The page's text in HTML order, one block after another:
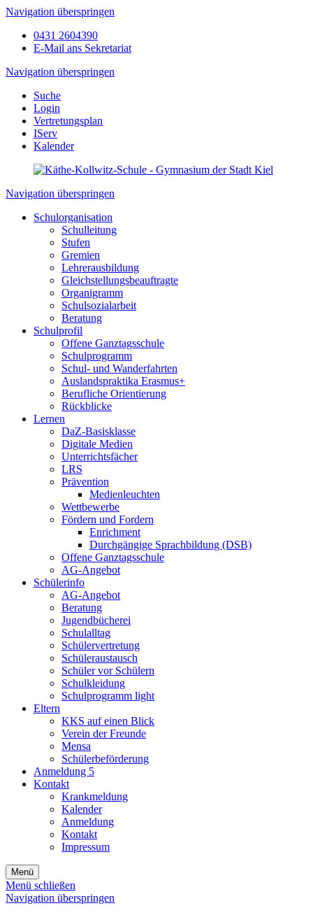
Navigation überspringen
0431 2604390
E-Mail ans Sekretariat
Navigation überspringen
Suche
Login
Vertretungsplan
IServ
Kalender
Navigation überspringen
Schulorganisation
Schulleitung
Stufen
Gremien
Lehrerausbildung
Gleichstellungsbeauftragte
Organigramm
Schulsozialarbeit
Beratung
Schulprofil
Offene Ganztagsschule
Schulprogramm
Schul- und Wanderfahrten
Auslandspraktika Erasmus+
Berufliche Orientierung
Rückblicke
Lernen
DaZ-Basisklasse
Digitale Medien
Unterrichtsfächer
LRS
Prävention
Medienleuchten
Wettbewerbe
Fördern und Fordern
Enrichment
Durchgängige Sprachbildung (DSB)
Offene Ganztagsschule
AG-Angebot
Schülerinfo
AG-Angebot
Beratung
Jugendbücherei
Schulalltag
Schülervertretung
Schüleraustausch
Schüler vor Schülern
Schulkleidung
Schulprogramm light
Eltern
KKS auf einen Blick
Verein der Freunde
Mensa
Schülerbeförderung
Anmeldung 5
Kontakt
Krankmeldung
Kalender
Anmeldung
Kontakt
Impressum
Menü
Menü schließen
Navigation überspringen